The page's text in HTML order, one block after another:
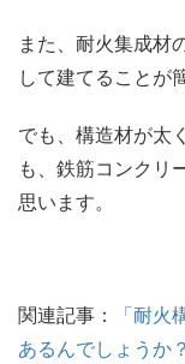
また、耐火集成材
して建てることが
でも、構造材が太
も、鉄筋コンクリ
思います。
関連記事：
「耐火
あるんでしょうか？